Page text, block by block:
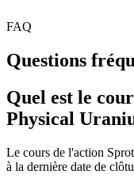
FAQ
Questions
Quel est le
Physical
Le cours de l'action
à la dernière date de